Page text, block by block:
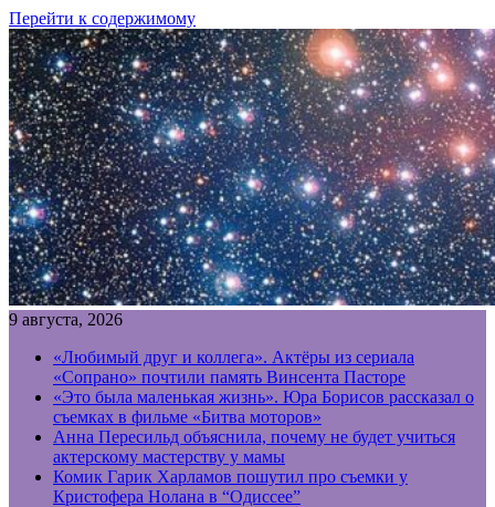
Перейти к содержимому
9 августа, 2026
«Любимый друг и коллега». Актёры из сериала
«Сопрано» почтили память Винсента Пасторе
«Это была маленькая жизнь». Юра Борисов рассказал о
съемках в фильме «Битва моторов»
Анна Пересильд объяснила, почему не будет учиться
актерскому мастерству у мамы
Комик Гарик Харламов пошутил про съемки у
Кристофера Нолана в “Одиссее”